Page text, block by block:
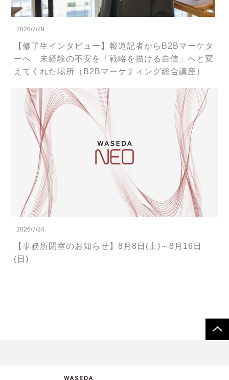
2026/7/29
【修了生インタビュー】報道記者からB2Bマーケタ
ーへ 未経験の不安を「戦略を描ける自信」へと変
えてくれた場所（B2Bマーケティング総合講座）
2026/7/24
【事務所閉室のお知らせ】8月8日(土)～8月16日
(日)